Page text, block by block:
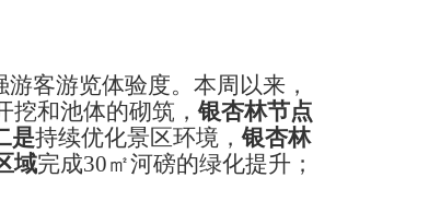
客游览体验度。本周以来，
挖和池体的砌筑，银杏林节点
是持续优化景区环境，银杏林
域完成30㎡河磅的绿化提升 ；